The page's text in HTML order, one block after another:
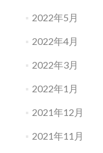
2022年5月
2022年4月
2022年3月
2022年1月
2021年12月
2021年11月